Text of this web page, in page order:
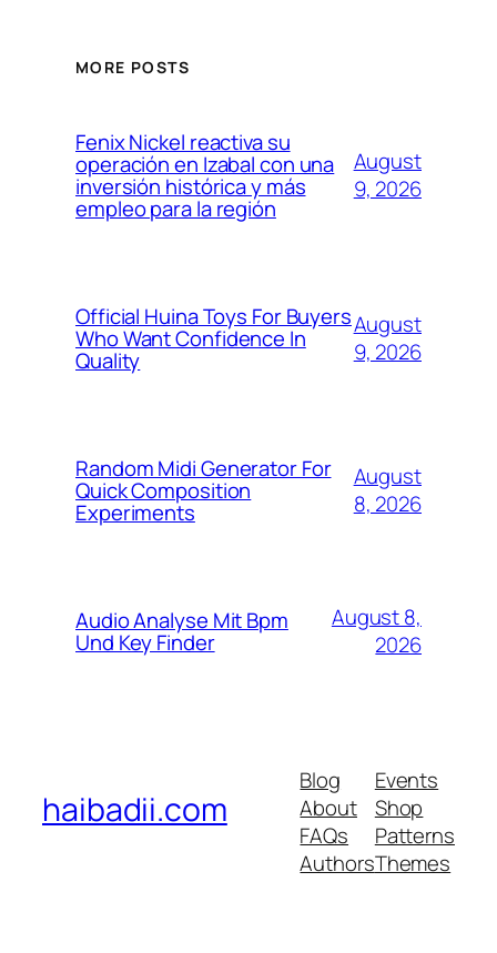
MORE POSTS
Fenix Nickel reactiva su
operación en Izabal con una
inversión histórica y más
empleo para la región
August
9, 2026
Official Huina Toys For Buyers
Who Want Confidence In
Quality
August
9, 2026
Random Midi Generator For
Quick Composition
Experiments
August
8, 2026
Audio Analyse Mit Bpm
Und Key Finder
August 8,
2026
haibadii.com
Blog
About
FAQs
Authors
Events
Shop
Patterns
Themes